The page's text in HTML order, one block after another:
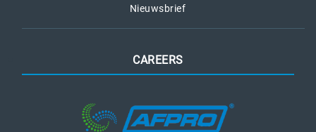
Nieuwsbrief
CAREERS